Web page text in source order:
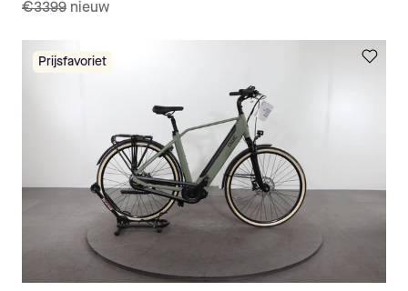
€3399 nieuw
Prijsfavoriet